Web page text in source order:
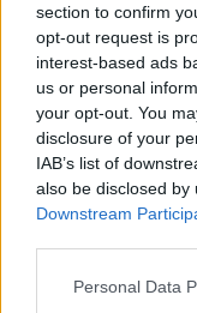
section to confirm
opt-out request is
interest-based ads
us or personal
your opt-out. You
disclosure of your
IAB’s list of
also be disclosed
Downstream
Please note that
Personal Data
expulsé de
quinze jours après
dans la salle.